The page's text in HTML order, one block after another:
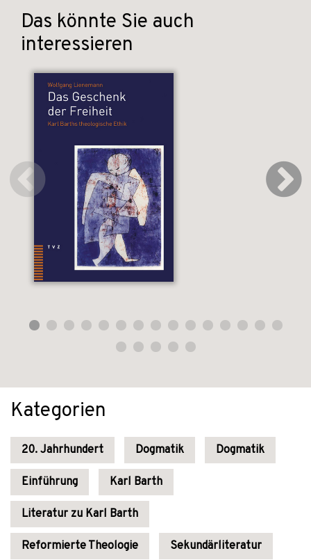
Das könnte Sie auch
interessieren
Kategorien
20. Jahrhundert Dogmatik Dogmatik
Einführung Karl Barth
Literatur zu Karl Barth
Reformierte Theologie Sekundärliteratur